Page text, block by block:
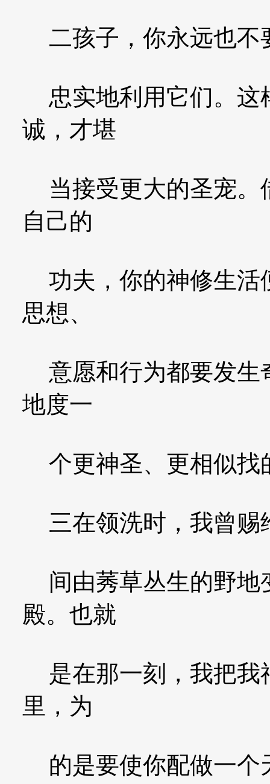
二孩子，你永远也不
忠实地利用它们。这
诚，才堪
当接受更大的圣宠。
自己的
功夫，你的神修生活
思想、
意愿和行为都要发生
地度一
个更神圣、更相似找
三在领洗时，我曾赐
间由莠草丛生的野地
殿。也就
是在那一刻，我把我
里，为
的是要使你配做一个